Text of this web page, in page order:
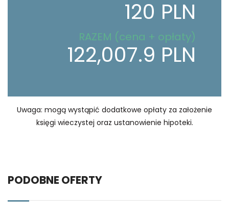
120 PLN
RAZEM (cena + opłaty)
122,007.9 PLN
Uwaga: mogą wystąpić dodatkowe opłaty za założenie
księgi wieczystej oraz ustanowienie hipoteki.
PODOBNE OFERTY